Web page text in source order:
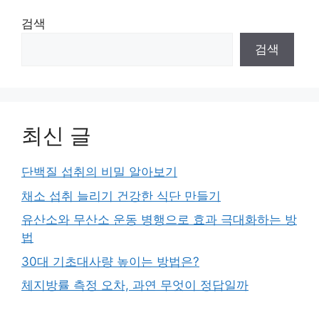
검색
검색
최신 글
단백질 섭취의 비밀 알아보기
채소 섭취 늘리기 건강한 식단 만들기
유산소와 무산소 운동 병행으로 효과 극대화하는 방
법
30대 기초대사량 높이는 방법은?
체지방률 측정 오차, 과연 무엇이 정답일까